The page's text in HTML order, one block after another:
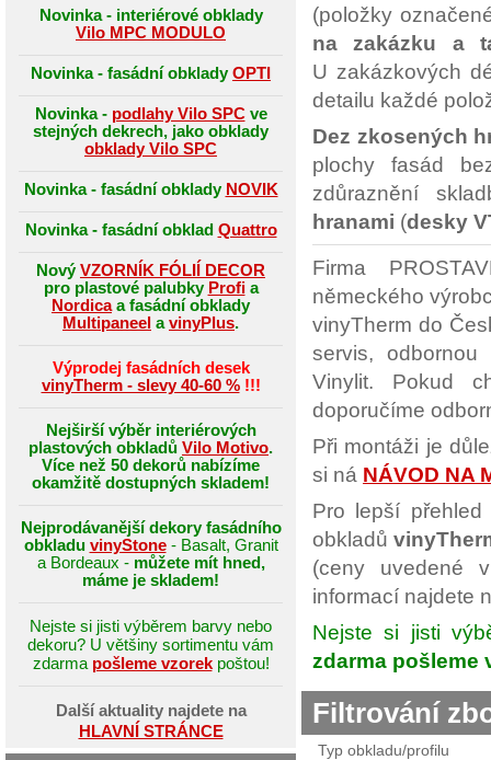
(položky
na zakázku a
U zakázkových
detailu každé
Dez zkosených
plochy fasád
zdůraznění
hranami (desky
Firma
německého
vinyTherm do
servis,
Vinylit. Pokud
doporučíme
Při montáži je
si ná NÁVOD NA
Pro lepší
obkladů
(ceny uvedené
informací najdete
Nejste si jisti
zdarma pošleme
Filtrování
Typ obkladu/profilu
Novinka - interiérové obklady
Vilo MPC MODULO
Novinka - fasádní obklady OPTI
Novinka - podlahy Vilo SPCve
stejných dekrech, jako obklady
obklady Vilo SPC
Novinka - fasádní obklady NOVIK
Novinka - fasádní obklad Quattro
Nový VZORNÍK FÓLIÍ DECOR
pro plastové palubky Profia
Nordicaa fasádní obklady
Multipaneel avinyPlus.
Výprodej fasádních desek
vinyTherm - slevy 40-60 %!!!
Nejširší výběr interiérových
plastových obkladů Vilo Motivo.
Více než 50 dekorů nabízíme
okamžitě dostupných skladem!
Nejprodávanější dekory fasádního
obkladu vinyStone- Basalt, Granit
a Bordeaux - můžete mít hned,
máme je skladem!
Nejste si jisti výběrem barvy nebo
dekoru? U většiny sortimentu vám
zdarma pošleme vzorekpoštou!
Další aktuality najdete na
HLAVNÍ STRÁNCE